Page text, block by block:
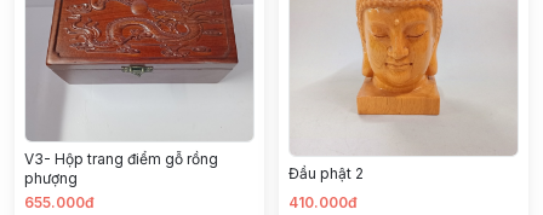
V3- Hộp trang điểm gỗ rồng
phượng
655.000đ
Đầu phật 2
410.000đ